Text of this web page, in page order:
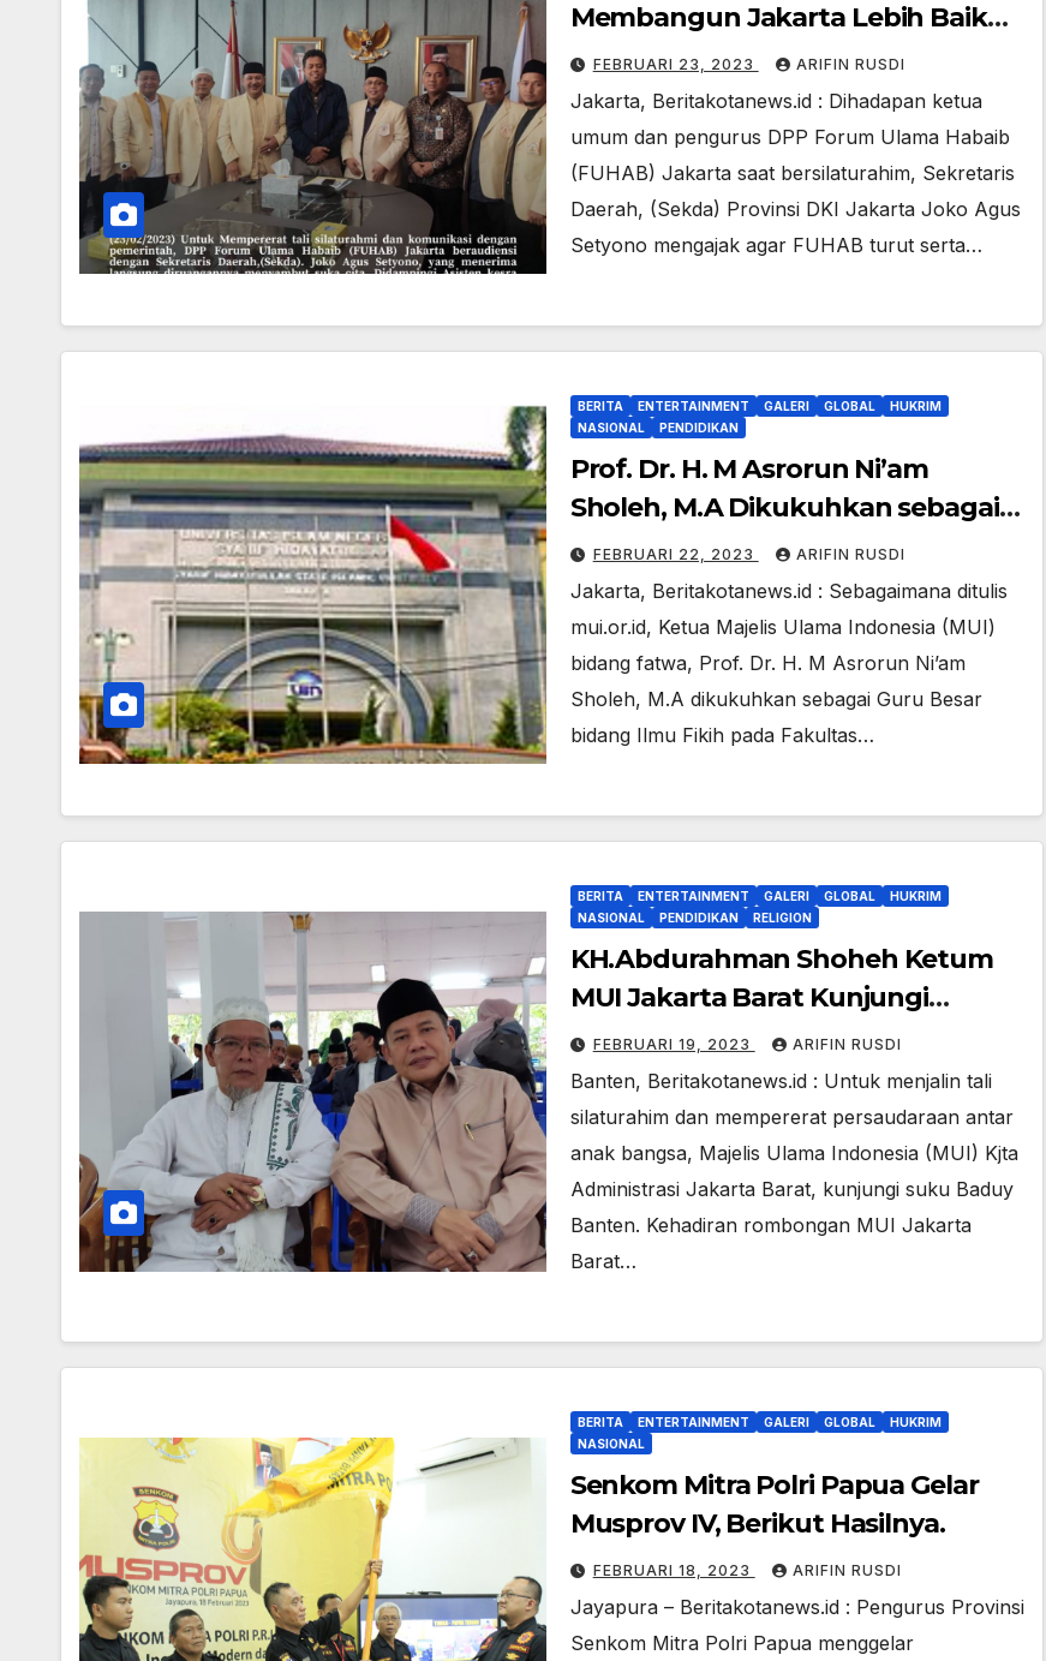
Membangun Jakarta Lebih Baik
Lagi
FEBRUARI 23, 2023 ARIFIN RUSDI
Jakarta, Beritakotanews.id : Dihadapan ketua
umum dan pengurus DPP Forum Ulama Habaib
(FUHAB) Jakarta saat bersilaturahim, Sekretaris
Daerah, (Sekda) Provinsi DKI Jakarta Joko Agus
Setyono mengajak agar FUHAB turut serta…
BERITA ENTERTAINMENT GALERI GLOBAL
HUKRIM
NASIONAL
PENDIDIKAN
Prof. Dr. H. M Asrorun Ni’am
Sholeh, M.A Dikukuhkan sebagai
Guru Besar UIN Syarif Hidayatullah
Jakarta
FEBRUARI 22, 2023 ARIFIN RUSDI
Jakarta, Beritakotanews.id : Sebagaimana ditulis
mui.or.id, Ketua Majelis Ulama Indonesia (MUI)
bidang fatwa, Prof. Dr. H. M Asrorun Ni’am
Sholeh, M.A dikukuhkan sebagai Guru Besar
bidang Ilmu Fikih pada Fakultas…
BERITA ENTERTAINMENT GALERI GLOBAL
HUKRIM
NASIONAL
PENDIDIKAN RELIGION
KH.Abdurahman Shoheh Ketum
MUI Jakarta Barat Kunjungi
Kampung Mualaf Suku Baduy
Banten
FEBRUARI 19, 2023 ARIFIN RUSDI
Banten, Beritakotanews.id : Untuk menjalin tali
silaturahim dan mempererat persaudaraan antar
anak bangsa, Majelis Ulama Indonesia (MUI) Kjta
Administrasi Jakarta Barat, kunjungi suku Baduy
Banten. Kehadiran rombongan MUI Jakarta
Barat…
BERITA ENTERTAINMENT GALERI GLOBAL
HUKRIM
NASIONAL
Senkom Mitra Polri Papua Gelar
Musprov IV, Berikut Hasilnya.
FEBRUARI 18, 2023 ARIFIN RUSDI
Jayapura – Beritakotanews.id : Pengurus Provinsi
Senkom Mitra Polri Papua menggelar